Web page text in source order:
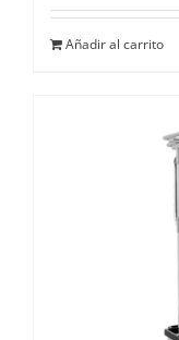
Añadir al carrito